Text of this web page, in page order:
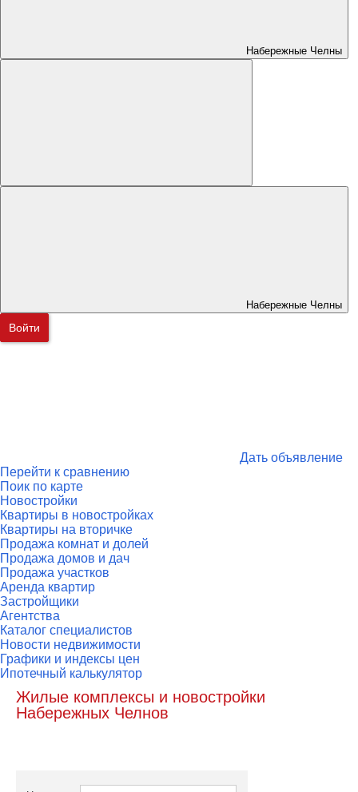
Набережные Челны
Набережные Челны
Войти
Дать объявление
Перейти к сравнению
Поик по карте
Новостройки
Квартиры в новостройках
Квартиры на вторичке
Продажа комнат и долей
Продажа домов и дач
Продажа участков
Аренда квартир
Застройщики
Агентства
Каталог специалистов
Новости недвижимости
Графики и индексы цен
Ипотечный калькулятор
Жилые комплексы и новостройки
Набережных Челнов